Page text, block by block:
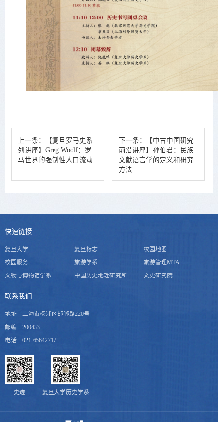
上一条：
【复旦罗马史系
列讲座】Greg Woolf：罗
马世界的强制性人口流动
下一条：
【中古中国研究
前沿讲座】孙伯君：民族
文献语言学的定义和研究
方法
快速链接
复旦大学 复旦标志
校园地图
校园服务
旅游学系
旅游管理MTA
文物与博物馆学系
中国历史地理研究所 文史研究院
联系我们
地址：上海市杨浦区邯郸路220号
邮编：200433
电话：021-65642717
史迹 复旦大学历史学系